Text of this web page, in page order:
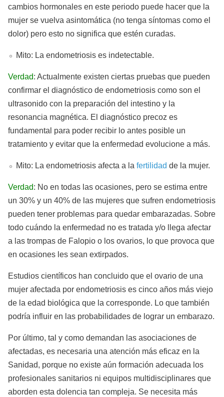
cambios hormonales en este periodo puede hacer que la
mujer se vuelva asintomática (no tenga síntomas como el
dolor) pero esto no significa que estén curadas.
Mito: La endometriosis es indetectable.
Verdad: Actualmente existen ciertas pruebas que pueden
confirmar el diagnóstico de endometriosis como son el
ultrasonido con la preparación del intestino y la
resonancia magnética. El diagnóstico precoz es
fundamental para poder recibir lo antes posible un
tratamiento y evitar que la enfermedad evolucione a más.
Mito: La endometriosis afecta a la fertilidad de la mujer.
Verdad: No en todas las ocasiones, pero se estima entre
un 30% y un 40% de las mujeres que sufren endometriosis
pueden tener problemas para quedar embarazadas. Sobre
todo cuándo la enfermedad no es tratada y/o llega afectar
a las trompas de Falopio o los ovarios, lo que provoca que
en ocasiones les sean extirpados.
Estudios científicos han concluido que el ovario de una
mujer afectada por endometriosis es cinco años más viejo
de la edad biológica que la corresponde. Lo que también
podría influir en las probabilidades de lograr un embarazo.
Por último, tal y como demandan las asociaciones de
afectadas, es necesaria una atención más eficaz en la
Sanidad, porque no existe aún formación adecuada los
profesionales sanitarios ni equipos multidisciplinares que
aborden esta dolencia tan compleja. Se necesita más